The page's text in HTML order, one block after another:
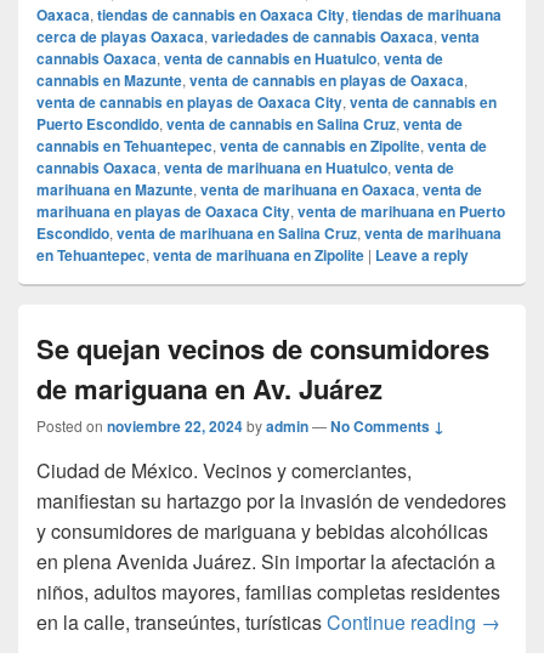
Oaxaca, tiendas de cannabis en Oaxaca City, tiendas de marihuana
cerca de playas Oaxaca, variedades de cannabis Oaxaca, venta
cannabis Oaxaca, venta de cannabis en Huatulco, venta de
cannabis en Mazunte, venta de cannabis en playas de Oaxaca,
venta de cannabis en playas de Oaxaca City, venta de cannabis en
Puerto Escondido, venta de cannabis en Salina Cruz, venta de
cannabis en Tehuantepec, venta de cannabis en Zipolite, venta de
cannabis Oaxaca, venta de marihuana en Huatulco, venta de
marihuana en Mazunte, venta de marihuana en Oaxaca, venta de
marihuana en playas de Oaxaca City, venta de marihuana en Puerto
Escondido, venta de marihuana en Salina Cruz, venta de marihuana
en Tehuantepec, venta de marihuana en Zipolite | Leave a reply
Se quejan vecinos de consumidores
de mariguana en Av. Juárez
Posted on noviembre 22, 2024byadmin—No Comments ↓
Ciudad de México. Vecinos y comerciantes,
manifiestan su hartazgo por la invasión de vendedores
y consumidores de mariguana y bebidas alcohólicas
en plena Avenida Juárez. Sin importar la afectación a
niños, adultos mayores, familias completas residentes
en la calle, transeúntes, turísticasContinue reading Se
→